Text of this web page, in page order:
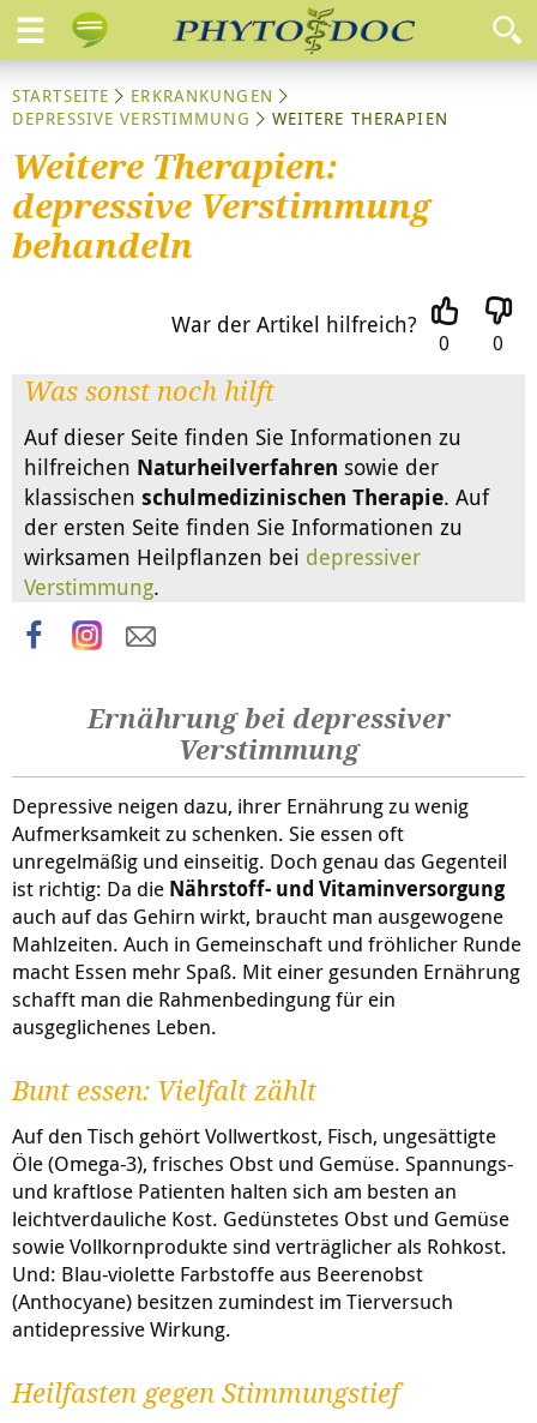
STARTSEITE
ERKRANKUNGEN
DEPRESSIVE VERSTIMMUNG
WEITERE THERAPIEN
Weitere Therapien:
depressive Verstimmung
behandeln
War der Artikel hilfreich?
0 0
Was sonst noch hilft
Auf dieser Seite finden Sie Informationen zu
hilfreichen Naturheilverfahren sowie der
klassischen schulmedizinischen Therapie. Auf
der ersten Seite finden Sie Informationen zu
wirksamen Heilpflanzen bei depressiver
Verstimmung.
Ernährung bei depressiver
Verstimmung
Depressive neigen dazu, ihrer Ernährung zu wenig
Aufmerksamkeit zu schenken. Sie essen oft
unregelmäßig und einseitig. Doch genau das Gegenteil
ist richtig: Da die Nährstoff- und Vitaminversorgung
auch auf das Gehirn wirkt, braucht man ausgewogene
Mahlzeiten. Auch in Gemeinschaft und fröhlicher Runde
macht Essen mehr Spaß. Mit einer gesunden Ernährung
schafft man die Rahmenbedingung für ein
ausgeglichenes Leben.
Bunt essen: Vielfalt zählt
Auf den Tisch gehört Vollwertkost, Fisch, ungesättigte
Öle (Omega-3), frisches Obst und Gemüse. Spannungs-
und kraftlose Patienten halten sich am besten an
leichtverdauliche Kost. Gedünstetes Obst und Gemüse
sowie Vollkornprodukte sind verträglicher als Rohkost.
Und: Blau-violette Farbstoffe aus Beerenobst
(Anthocyane) besitzen zumindest im Tierversuch
antidepressive Wirkung.
Heilfasten gegen Stimmungstief